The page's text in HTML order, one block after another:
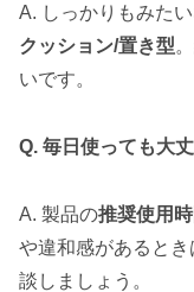
A. しっかりもみた
クッション/置き型
いです。
Q. 毎日使っても大
A. 製品の推奨使用
や違和感があると
談しましょう。